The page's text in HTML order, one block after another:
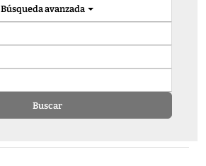
Búsqueda avanzada
Buscar